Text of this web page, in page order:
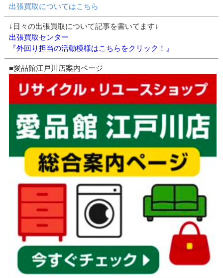
出張買取についてはこちら
↓日々の出張買取について記事を書いてます↓
出張買取センター
『外回り担当の活動模様はこちらをクリック！』
■愛品館江戸川店案内ページ